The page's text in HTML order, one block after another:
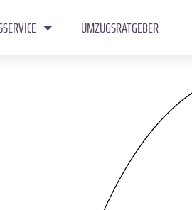
UMZUGSRATGEBER